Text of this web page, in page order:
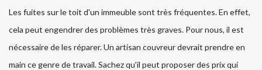
Les fuites sur le toit d'un immeuble sont très fréquentes. En effet,
cela peut engendrer des problèmes très graves. Pour nous, il est
nécessaire de les réparer. Un artisan couvreur devrait prendre en
main ce genre de travail. Sachez qu'il peut proposer des prix qui